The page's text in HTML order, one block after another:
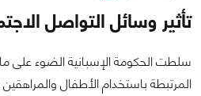
تأثير وسائل التواصل
سلطت الحكومة الإسبانية الضوء على
المرتبطة باستخدام الأطفال